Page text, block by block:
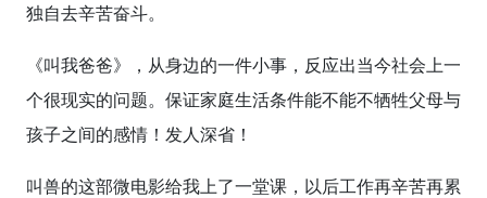
独自去辛苦奋斗。
《叫我爸爸》，从身边的一件小事，反应出当今社会上一
个很现实的问题。保证家庭生活条件能不能不牺牲父母与
孩子之间的感情！发人深省！
叫兽的这部微电影给我上了一堂课，以后工作再辛苦再累